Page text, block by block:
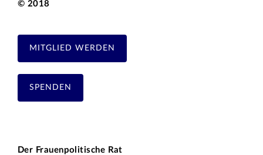
© 2018
MITGLIED WERDEN
SPENDEN
Der Frauenpolitische Rat